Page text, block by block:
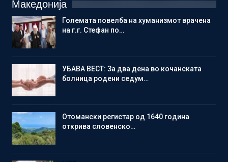
Македонија
Големата повелба на хуманизмот врачена
на г.г. Стефан по…
УБАВА ВЕСТ: За два дена во кочанската
болница родени седум…
Отомански регистар од 1640 година
открива словенско…